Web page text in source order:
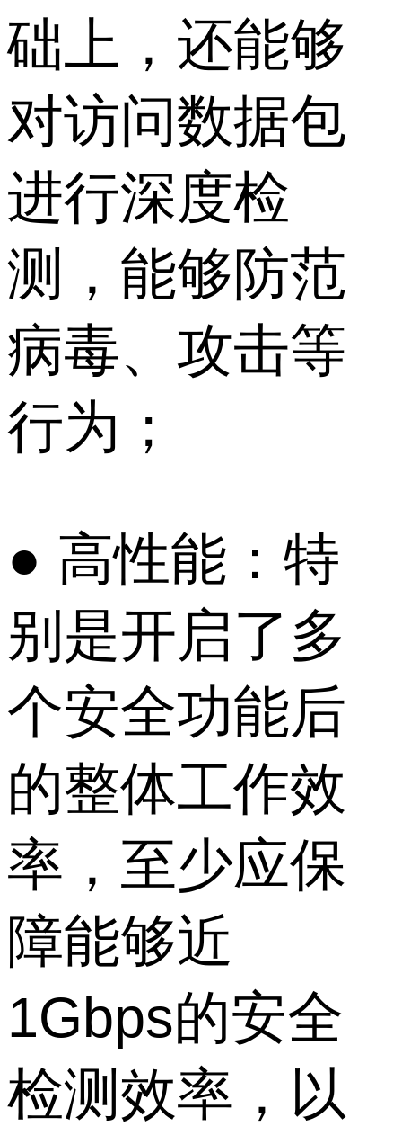
础上，还能够
对访问数据包
进行深度检
测，能够防范
病毒、攻击等
行为；
● 高性能：特
别是开启了多
个安全功能后
的整体工作效
率，至少应保
障能够近
1Gbps的安全
检测效率，以